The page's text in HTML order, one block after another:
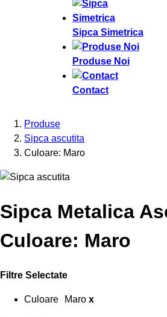
Sipca Simetrica
Produse Noi
Contact
Produse
Sipca ascutita
Culoare: Maro
Sipca Metalica
Culoare: Maro
Filtre Selectate
Culoare Maro x